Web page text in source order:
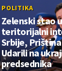
POLITIKA
Zelenski stao
teritorijalni
Srbije,
Udarili na
predsednika